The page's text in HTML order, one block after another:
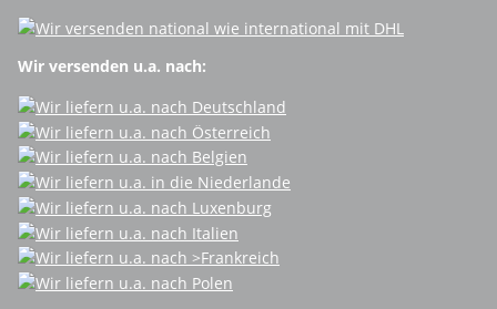
Wir versenden u.a. nach: